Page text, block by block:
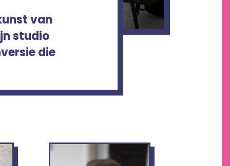
van
studio
die